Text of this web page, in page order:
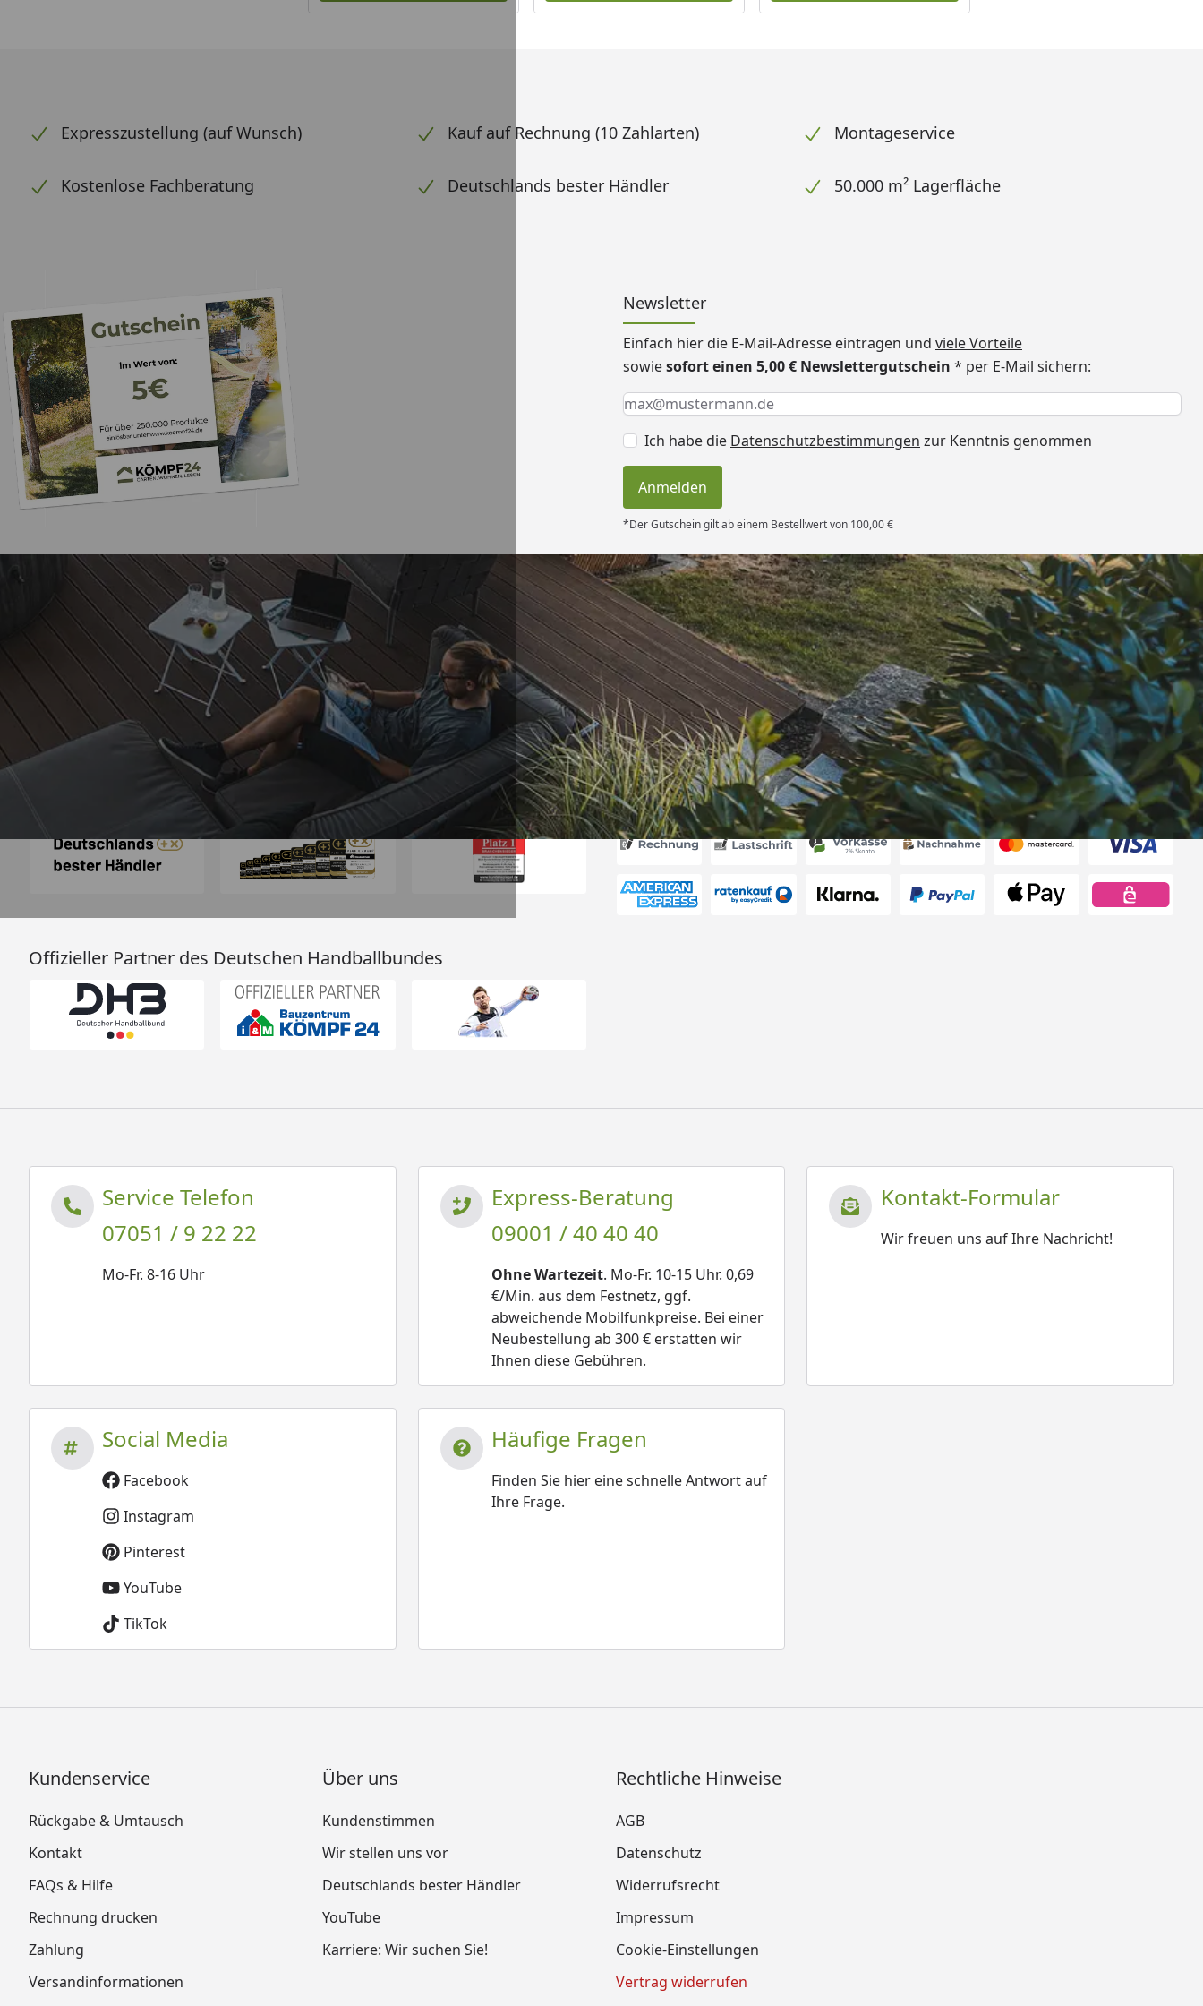
Expresszustellung (auf Wunsch) Kauf auf Rechnung (10 Zahlarten) Montageservice
Kostenlose Fachberatung Deutschlands bester Händler 50.000 m² Lagerfläche
Newsletter
Einfach hier die E-Mail-Adresse eintragen und viele Vorteile
sowiesofort einen 5,00 € Newslettergutschein * per E-Mail sichern:
Keine Eingabe erforderlich
Eingabe erforderlich
E-Mail *
Ich habe die Datenschutzbestimmungen zur Kenntnis genommen
Anmelden
*Der Gutschein gilt ab einem Bestellwert von 100,00 €
Trusted Shops
4,50/ 5
Sehr gut
„Einfache Bestellung, Skonto
Möglichkeit, Lieferung
einwandfrei“
24.03.2026
Versand
Akzeptierte Zahlungsarten
Offizieller Partner des Deutschen Handballbundes
Service Telefon
07051 / 9 22 22
Mo-Fr. 8-16 Uhr
Express-Beratung
09001 / 40 40 40
Ohne Wartezeit. Mo-Fr. 10-15 Uhr. 0,69
€/Min. aus dem Festnetz, ggf.
abweichende Mobilfunkpreise. Bei einer
Neubestellung ab 300 € erstatten wir
Ihnen diese Gebühren.
Kontakt-Formular
Wir freuen uns auf Ihre Nachricht!
Social Media
Facebook
Instagram
Pinterest
YouTube
TikTok
Häufige Fragen
Finden Sie hier eine schnelle Antwort auf
Ihre Frage.
Kundenservice
Rückgabe & Umtausch
Kontakt
FAQs & Hilfe
Rechnung drucken
Zahlung
Versandinformationen
Über uns
Kundenstimmen
Wir stellen uns vor
Deutschlands bester Händler
YouTube
Karriere: Wir suchen Sie!
Rechtliche Hinweise
AGB
Datenschutz
Widerrufsrecht
Impressum
Cookie-Einstellungen
Vertrag widerrufen